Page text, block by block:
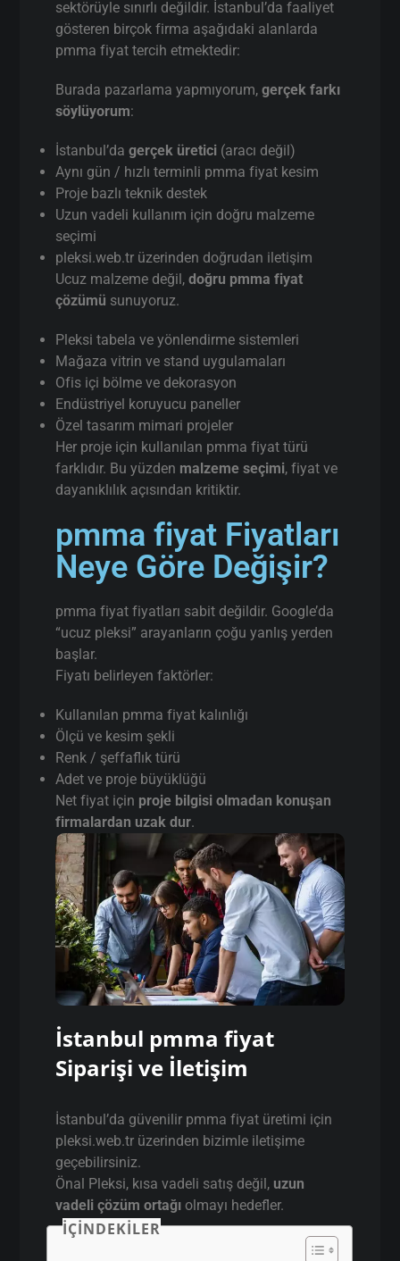
sektörüyle sınırlı değildir. İstanbul’da faaliyet
gösteren birçok firma aşağıdaki alanlarda
pmma fiyat tercih etmektedir:
Burada pazarlama yapmıyorum,gerçek farkı
söylüyorum:
İstanbul’dagerçek üretici (aracı değil)
Aynı gün / hızlı terminli pmma fiyat kesim
Proje bazlı teknik destek
Uzun vadeli kullanım için doğru malzeme
seçimi
pleksi.web.tr üzerinden doğrudan iletişim
Ucuz malzeme değil,doğru pmma fiyat
çözümü sunuyoruz.
Pleksi tabela ve yönlendirme sistemleri
Mağaza vitrin ve stand uygulamaları
Ofis içi bölme ve dekorasyon
Endüstriyel koruyucu paneller
Özel tasarım mimari projeler
Her proje için kullanılan pmma fiyat türü
farklıdır. Bu yüzden malzeme seçimi, fiyat ve
dayanıklılık açısından kritiktir.
pmma fiyat Fiyatları
Neye Göre Değişir?
pmma fiyat fiyatları sabit değildir. Google’da
“ucuz pleksi” arayanların çoğu yanlış yerden
başlar.
Fiyatı belirleyen faktörler:
Kullanılan pmma fiyat kalınlığı
Ölçü ve kesim şekli
Renk / şeffaflık türü
Adet ve proje büyüklüğü
Net fiyat için proje bilgisi olmadan konuşan
firmalardan uzak dur.
İstanbul pmma fiyat
Siparişi ve İletişim
İstanbul’da güvenilir pmma fiyat üretimi için
pleksi.web.tr üzerinden bizimle iletişime
geçebilirsiniz.
Önal Pleksi, kısa vadeli satış değil, uzun
vadeli çözüm ortağı olmayı hedefler.
İÇINDEKILER